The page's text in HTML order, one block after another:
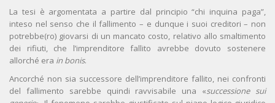
La tesi è argomentata a partire dal principio “chi inquina paga”,
inteso nel senso che il fallimento – e dunque i suoi creditori – non
potrebbe(ro) giovarsi di un mancato costo, relativo allo smaltimento
dei rifiuti, che l’imprenditore fallito avrebbe dovuto sostenere
allorché era in bonis.
Ancorché non sia successore dell’imprenditore fallito, nei confronti
del fallimento sarebbe quindi ravvisabile una «successione sui